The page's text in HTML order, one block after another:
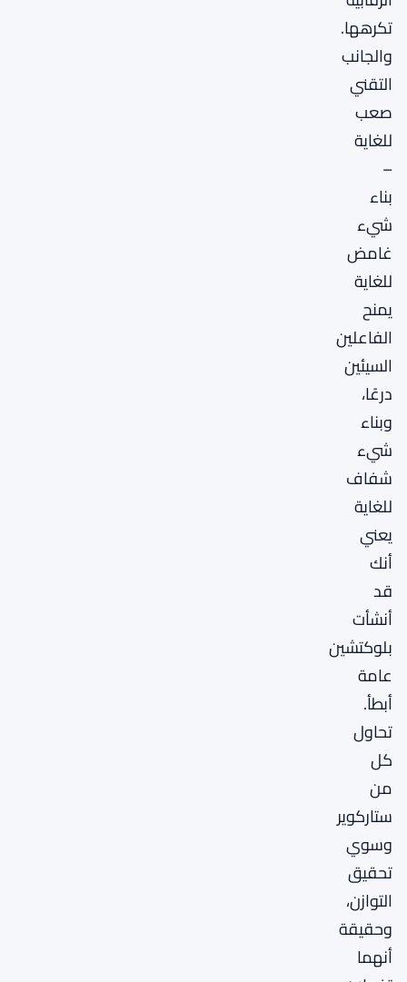
تكرهها.
والجانب
التقني
صعب
للغاية
–
بناء
شيء
غامض
للغاية
يمنح
الفاعلين
السيئين
درعًا،
وبناء
شيء
شفاف
للغاية
يعني
أنك
قد
أنشأت
بلوكتشين
عامة
أبطأ.
تحاول
كل
من
ستاركوير
وسوي
تحقيق
التوازن،
وحقيقة
أنهما